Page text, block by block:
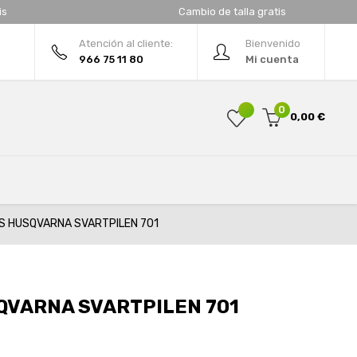
Cambio de talla gratis
Bienvenido
Mi cuenta
Atención al cliente:
966 75 11 80
0
0,00 €
HUSQVARNA SVARTPILEN 701
SVARTPILEN 701